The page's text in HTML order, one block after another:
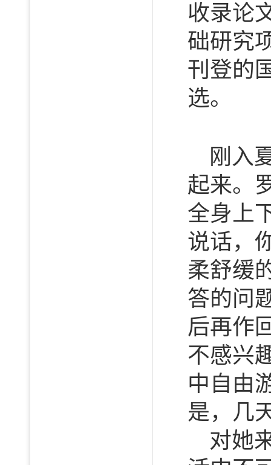
收录论
础研究
刊登的
选。
刚入
起来。
全身上
说话，
柔舒缓
答的问
后再作
不感兴
中自由
是，几
对她